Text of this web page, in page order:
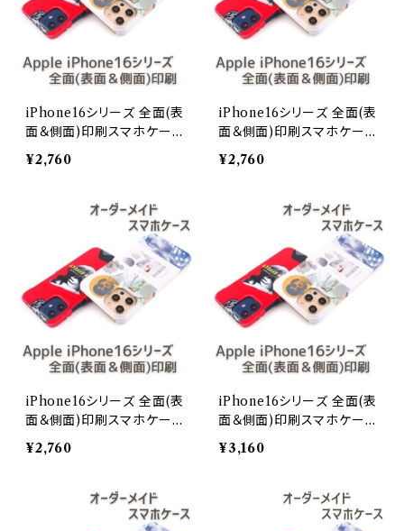
iPhone16シリーズ 全面(表
面＆側面)印刷スマホケース
オーダーメイドiPhone 16e
¥2,760
iPhone16シリーズ 全面(表
面＆側面)印刷スマホケース
オーダーメイドiPhone 16
¥2,760
iPhone16シリーズ 全面(表
面＆側面)印刷スマホケース
オーダーメイドiPhone 16
Pro
¥2,760
iPhone16シリーズ 全面(表
面＆側面)印刷スマホケース
オーダーメイドiPhone 16
Pro Max
¥3,160